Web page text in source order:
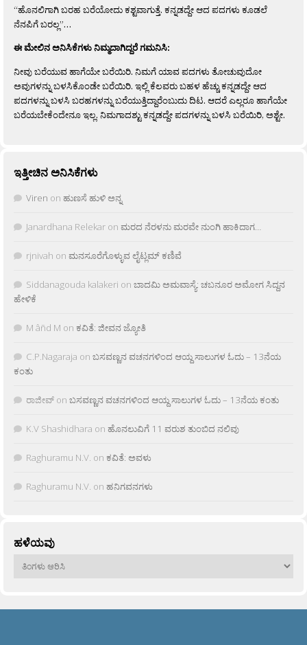
“ಹೊನಲಿಗಾಗಿ ಬರಹ ಬರೆಯೋದು ಕಶ್ಟವಾಗುತ್ತೆ. ಕನ್ನಡದ್ದೇ ಆದ ಪದಗಳು ಕೂಡಲೆ
ನೆನಪಿಗೆ ಬರಲ್ಲ”…
ಈ ಮೇಲಿನ ಅನಿಸಿಕೆಗಳು ನಿಮ್ಮದಾಗಿದ್ದರೆ ಗಮನಿಸಿ:
ನೀವು ಬರೆಯುವ ಹಾಗೆಯೇ ಬರೆಯಿರಿ. ನಿಮಗೆ ಯಾವ ಪದಗಳು ತೋಚುವುದೋ
ಅವುಗಳನ್ನು ಬಳಸಿಕೊಂಡೇ ಬರೆಯಿರಿ. ಇಲ್ಲಿ ಕೆಲವರು ಬಹಳ ಹೆಚ್ಚು ಕನ್ನಡದ್ದೇ ಆದ
ಪದಗಳನ್ನು ಬಳಸಿ ಬರಹಗಳನ್ನು ಬರೆಯುತ್ತಿದ್ದಾರೆಂಬುದು ದಿಟ. ಆದರೆ ಎಲ್ಲರೂ ಹಾಗೆಯೇ
ಬರೆಯಬೇಕೆಂದೇನೂ ಇಲ್ಲ. ನಿಮಗಾದಶ್ಟು ಕನ್ನಡದ್ದೇ ಪದಗಳನ್ನು ಬಳಸಿ ಬರೆಯಿರಿ, ಅಶ್ಟೇ.
ಇತ್ತೀಚಿನ ಅನಿಸಿಕೆಗಳು
Viren on ಹುಣಸೆ ಹುಳಿ ಅನ್ನ
Janardhana Relekar on ಮರದ ನೆರಳನು ಮರವೇ ನುಂಗಿ ಹಾಕಿದಾಗ…
rjnivah on ಮನಸೂರೆಗೊಳ್ಳುವ ಲೈಟ್ಲಮ್ ಕಣಿವೆ
Siddanagouda kalakeri on ಬಾದಮಿ ಅಮವಾಸ್ಯೆ: ಚಬನೂರ ಅಮೋಗ ಸಿದ್ದನ
ಹೇಳಿಕೆ
M âñd M on ಕವಿತೆ: ಜೀವನ ಜ್ಯೋತಿ
C.P.Nagaraja on ಬಸವಣ್ಣನ ವಚನಗಳಿಂದ ಆಯ್ದ ಸಾಲುಗಳ ಓದು – 13ನೆಯ
ಕಂತು
ರಾಜೀವ್ on ಬಸವಣ್ಣನ ವಚನಗಳಿಂದ ಆಯ್ದ ಸಾಲುಗಳ ಓದು – 13ನೆಯ ಕಂತು
K.V Shashidhara on ಹೊನಲುವಿಗೆ 11 ವರುಶ ತುಂಬಿದ ನಲಿವು
Raghuramu N.V. on ಕವಿತೆ: ಅವಳು
Raghuramu N.V. on ಹನಿಗವನಗಳು
ಹಳೆಯವು
ಹಳೆಯವು